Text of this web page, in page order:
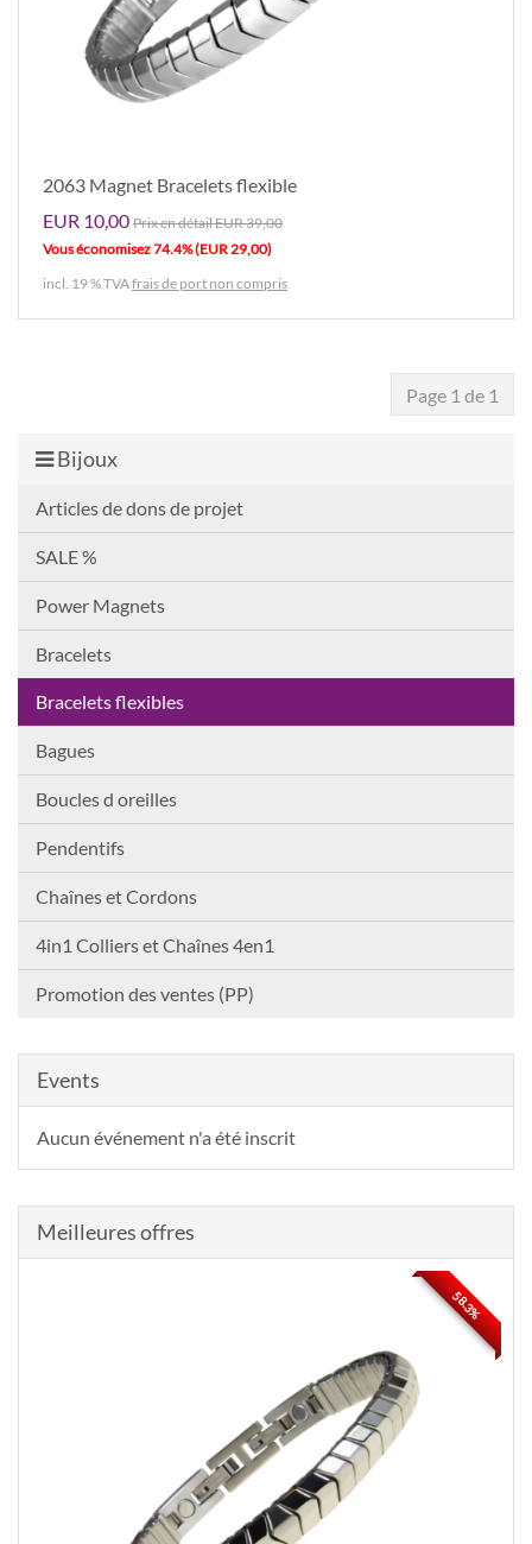
2063 Magnet Bracelets flexible
EUR 10,00 Prix ​​en détail EUR 39,00
Vous économisez 74.4% (EUR 29,00)
incl. 19 % TVAfrais de port non compris
Page 1 de 1
Bijoux
Articles de dons de projet
SALE %
Power Magnets
Bracelets
Bracelets flexibles
Bagues
Boucles d oreilles
Pendentifs
Chaînes et Cordons
4in1 Colliers et Chaînes 4en1
Promotion des ventes (PP)
Events
Aucun événement n'a été inscrit
Meilleures offres
58.3%